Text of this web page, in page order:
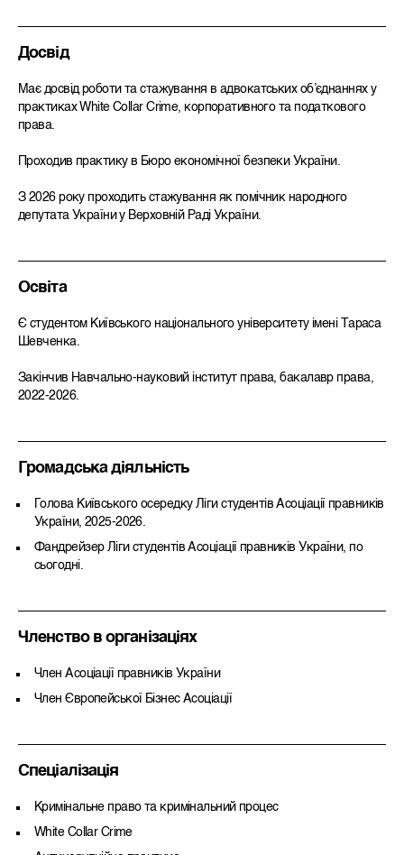
Досвід
Має досвід роботи та стажування в адвокатських об’єднаннях у
практиках White Collar Crime, корпоративного та податкового
права.
Проходив практику в Бюро економічної безпеки України.
З 2026 року проходить стажування як помічник народного
депутата України у Верховній Раді України.
Освіта
Є студентом Київського національного університету імені Тараса
Шевченка.
Закінчив Навчально-науковий інститут права, бакалавр права,
2022-2026.
Громадська діяльність
Голова Київського осередку Ліги студентів Асоціації правників
України, 2025-2026.
Фандрейзер Ліги студентів Асоціації правників України, по
сьогодні.
Членство в організаціях
Член Асоціації правників України
Член Європейської Бізнес Асоціації
Спеціалізація
Кримінальне право та кримінальний процес
White Collar Crime